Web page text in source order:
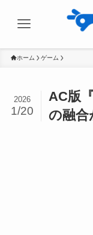
ホーム ゲーム
AC版
の融合
2026
1/20